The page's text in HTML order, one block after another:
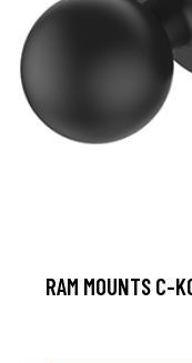
RAM MOUNTS C-